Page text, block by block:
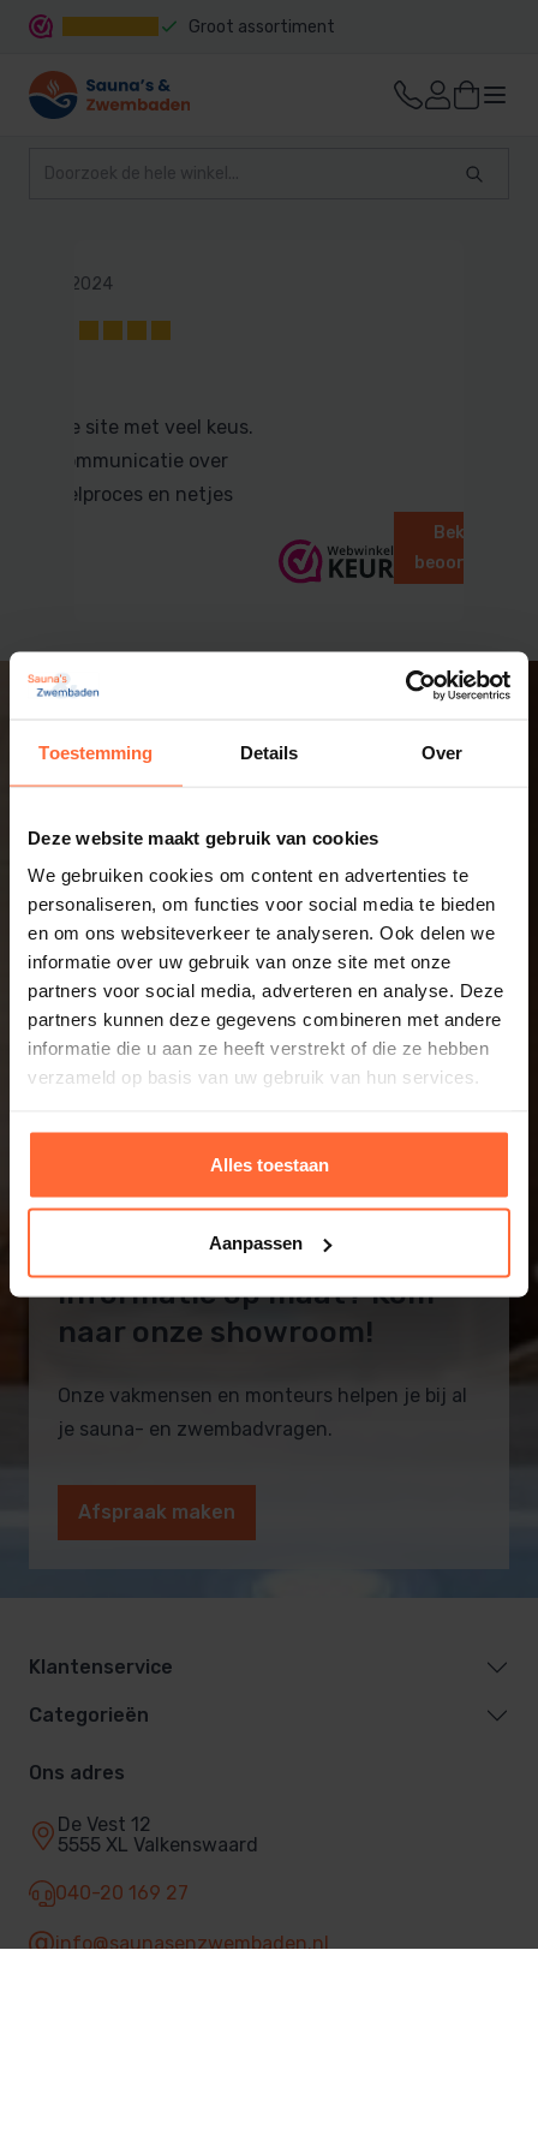
Toestemming Details Over
Deze website maakt gebruik van cookies
We gebruiken cookies om content en advertenties te
personaliseren, om functies voor social media te bieden
en om ons websiteverkeer te analyseren. Ook delen we
informatie over uw gebruik van onze site met onze
partners voor social media, adverteren en analyse. Deze
partners kunnen deze gegevens combineren met andere
informatie die u aan ze heeft verstrekt of die ze hebben
verzameld op basis van uw gebruik van hun services.
Alles toestaan
Aanpassen
Groot assortiment
maart 2024
site met veel keus.
communicatie over
bestelproces en netjes
Bekijk alle
beoordelingen
Informatie op maat? Kom
naar onze showroom!
Onze vakmensen en monteurs helpen je bij al
je sauna- en zwembadvragen.
Afspraak maken
Klantenservice
Categorieën
Ons adres
De Vest 12
5555 XL Valkenswaard
040-20 169 27
info@saunasenzwembaden.nl